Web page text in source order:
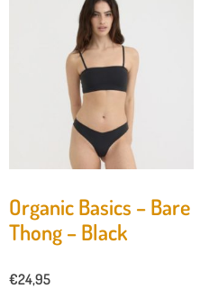
Organic Basics – Bare
Thong – Black
€24,95